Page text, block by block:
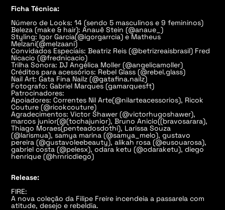
Ficha Técnica:
Número de Looks: 14 (sendo 5 masculinos e 9 femininos)
Beleza (make & hair): Anauê Stein (@anaue_)
Styling: Igor Garcia(@igorgarrcia) e Matheus
Melzani(@melzaani)
Convidados Especiais: Beatriz Reis (@betrizreaisbrasil) Fred
Nicacio (@frednicacio)
Trilha Sonora: DJ Angélica Moller (@angelicamoller)
Créditos para acessórios: Rebel Glass (@rebel.glass)
Nail Art: Gata Fina Nailz (@gatafina.nailz)
Fotografo: Gabriel Marques (gamarquesft)
Patrocinadores:
Apoiadores: Correntes Nil Arte(@nilarteacessorios), Ricok
Couture (@ricokcouture)
Agradecimentos: Victor Shawer (@victorhugoshawer),
marcos junior(@(tochajunior), Bruno Anicio((bravosarara),
Thiago Moraes(penteadosdothi), Larissa Souza
(@larismua), samya marina (@samya_melo), gustavo
pereira (@gustavoleebeauty), alikah rosa (@eusouarosa),
gabriel costa (@pelesx), odara ketu (@odaraketu), diego
henrique (@hrnricdiego)
Release:
FIRE:
A nova coleção da Filipe Freire incendeia a passarela com
atitude, desejo e rebeldia.